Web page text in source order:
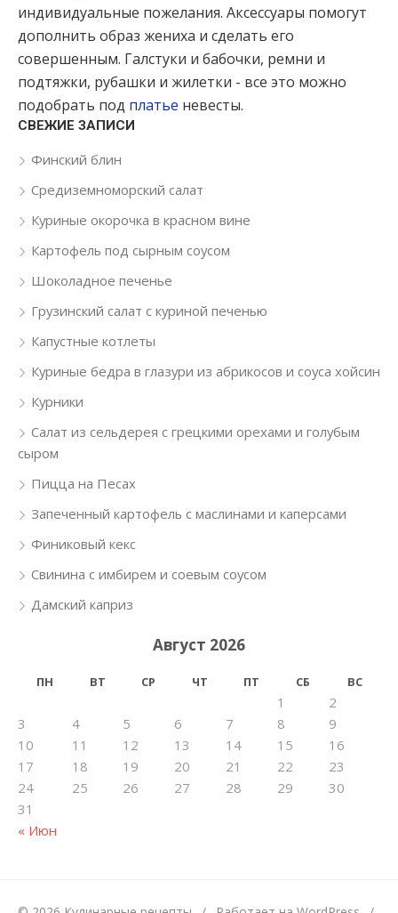
индивидуальные пожелания. Аксессуары помогут
дополнить образ жениха и сделать его
совершенным. Галстуки и бабочки, ремни и
подтяжки, рубашки и жилетки - все это можно
подобрать под платье невесты.
СВЕЖИЕ ЗАПИСИ
Финский блин
Средиземноморский салат
Куриные окорочка в красном вине
Картофель под сырным соусом
Шоколадное печенье
Грузинский салат с куриной печенью
Капустные котлеты
Куриные бедра в глазури из абрикосов и соуса хойсин
Курники
Салат из сельдерея с грецкими орехами и голубым
сыром
Пицца на Песах
Запеченный картофель с маслинами и каперсами
Финиковый кекс
Свинина с имбирем и соевым соусом
Дамский каприз
Август 2026
ПН ВТ СР ЧТ ПТ СБ ВС
« Июн
1
2
3
4 5 6 7 8
9
10
11 12 13 14 15
16
17
18 19 20 21 22
23
24
25 26 27 28 29
30
31